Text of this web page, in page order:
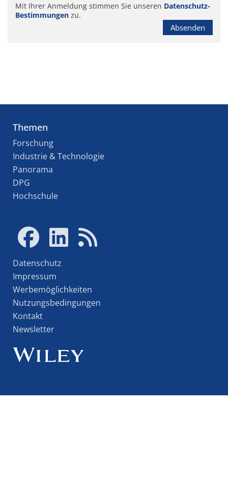
Mit Ihrer Anmeldung stimmen Sie unseren Datenschutz-
Bestimmungen zu.
Absenden
Themen
Forschung
Industrie & Technologie
Panorama
DPG
Hochschule
Datenschutz
Impressum
Werbemöglichkeiten
Nutzungsbedingungen
Kontakt
Newsletter